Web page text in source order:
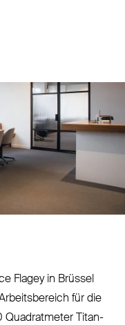
Flagey in Brüssel
für die
Qua­dratmeter Titan-